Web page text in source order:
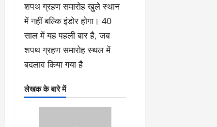
शपथ ग्रहण समारोह खुले स्थान
में नहीं बल्कि इंडोर होगा। 40
साल में यह पहली बार है, जब
शपथ ग्रहण समारोह स्थल में
बदलाव किया गया है
लेखक के बारे में